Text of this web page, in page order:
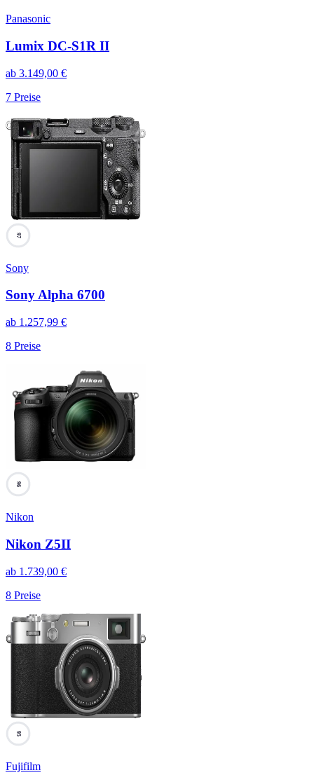
Panasonic
Lumix DC-S1R II
ab 3.149,00 €
7 Preise
97
Sony
Sony Alpha 6700
ab 1.257,99 €
8 Preise
96
Nikon
Nikon Z5II
ab 1.739,00 €
8 Preise
95
Fujifilm